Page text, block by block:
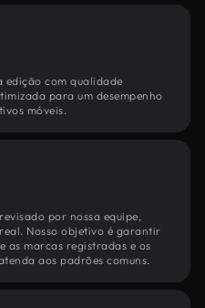
edição com qualidade
para um desempenho
móveis.
por nossa equipe,
Nosso objetivo é garantir
as marcas registradas e os
aos padrões comuns.